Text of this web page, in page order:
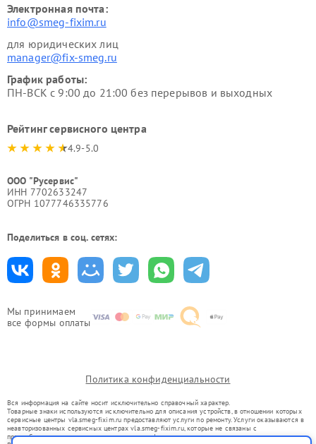
Мы принимаем
все формы оплаты
Электронная почта:
info@smeg-fixim.ru
для юридических лиц
manager@fix-smeg.ru
График работы:
ПН-ВСК с 9:00 до 21:00 без перерывов и выходных
Рейтинг сервисного центра
4.9-5.0
ООО "Русервис"
ИНН 7702633247
ОГРН 1077746335776
Поделиться в соц. сетях:
Политика конфиденциальности
Вся информация на сайте носит исключительно справочный характер.
Товарные знаки используются исключительно для описания устройств, в отношении которых
сервисные центры vla.smeg-fixim.ru предоставляют услуги по ремонту. Услуги оказываются в
неавторизованных сервисных центрах vla.smeg-fixim.ru, которые не связаны с
правообладателями товарных знаков или их официальными представителями.